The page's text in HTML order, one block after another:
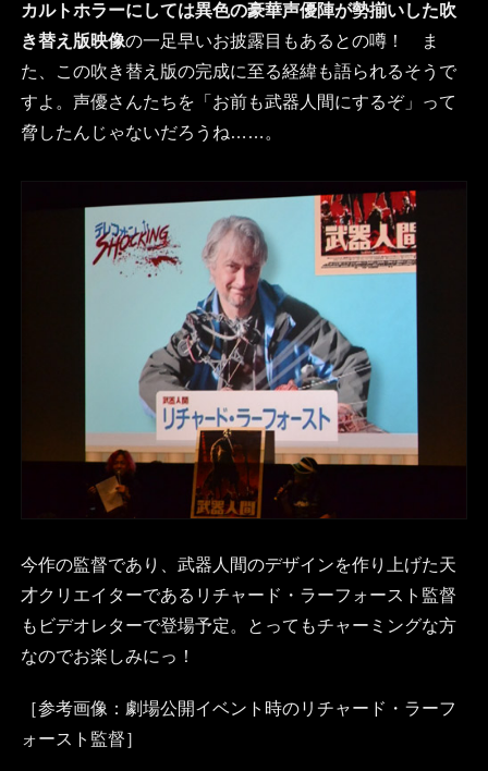
カルトホラーにしては異色の豪華声優陣が勢揃いした吹
き替え版映像の一足早いお披露目もあるとの噂！ ま
た、この吹き替え版の完成に至る経緯も語られるそうで
すよ。声優さんたちを「お前も武器人間にするぞ」って
脅したんじゃないだろうね……。
今作の監督であり、武器人間のデザインを作り上げた天
才クリエイターであるリチャード・ラーフォースト監督
もビデオレターで登場予定。とってもチャーミングな方
なのでお楽しみにっ！
［参考画像：劇場公開イベント時のリチャード・ラーフ
ォースト監督］